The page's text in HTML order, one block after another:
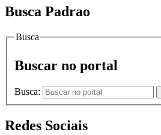
Busca Padrao
Busca
Buscar no portal
Busca:
Redes Sociais